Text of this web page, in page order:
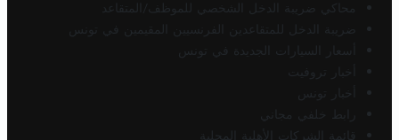
محاكي ضريبة الدخل الشخصي للموظف/المتقاعد
ضريبة الدخل للمتقاعدين الفرنسيين المقيمين في تونس
أسعار السيارات الجديدة في تونس
أخبار تروفيت
أخبار تونس
رابط خلفي مجاني
قائمة الشركات الأهلية المحلية